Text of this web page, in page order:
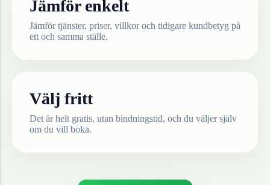
Jämför enkelt
Jämför tjänster, priser, villkor och tidigare kundbetyg på
ett och samma ställe.
Välj fritt
Det är helt gratis, utan bindningstid, och du väljer själv
om du vill boka.